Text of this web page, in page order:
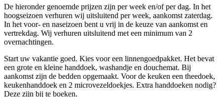
De hieronder genoemde prijzen zijn per week en/of per dag. In het
hoogseizoen verhuren wij uitsluitend per week, aankomst zaterdag.
In het voor- en naseizoen bent u vrij in de keuze van aankomst en
vertrekdag. Wij verhuren uitsluitend met een minimum van 2
overnachtingen.
Start uw vakantie goed. Kies voor een linnengoedpakket. Het bevat
een grote en kleine handdoek, washandje en douchemat. Bij
aankomst zijn de bedden opgemaakt. Voor de keuken een theedoek,
keukenhanddoek en 2 microvezeldoekjes. Extra handdoeken nodig?
Deze zijn bij te boeken.